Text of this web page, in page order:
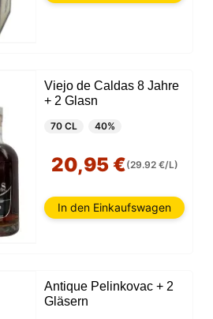
Viejo de Caldas 8 Jahre
+ 2 Glasn
70 CL 40%
20,95 €(29.92 €/L)
In den Einkaufswagen
Antique Pelinkovac + 2
Gläsern
Browser und auf Ihrem Gerät
schreiben können. Die von